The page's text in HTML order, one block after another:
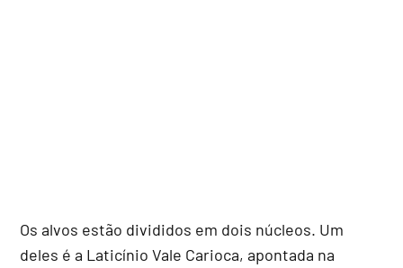
Os alvos estão divididos em dois núcleos. Um
deles é a Laticínio Vale Carioca, apontada na